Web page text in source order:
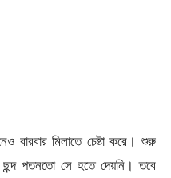
বারবার মিলাতে চেষ্টা করে। শুরু
ছন্দ পতনতো সে হতে দেয়নি। তবে